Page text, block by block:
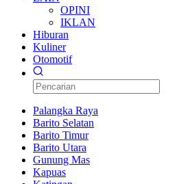
OPINI
IKLAN
Hiburan
Kuliner
Otomotif
Palangka Raya
Barito Selatan
Barito Timur
Barito Utara
Gunung Mas
Kapuas